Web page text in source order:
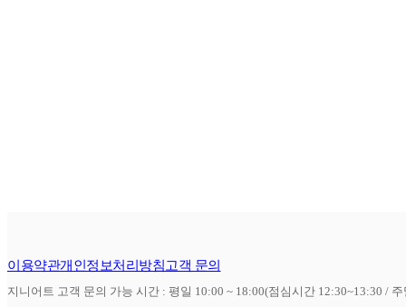
이용약관개인정보처리방침고객 문의
지니어트 고객 문의 가능 시간 : 평일 10:00 ~ 18:00(점심시간 12:30~13:30 /